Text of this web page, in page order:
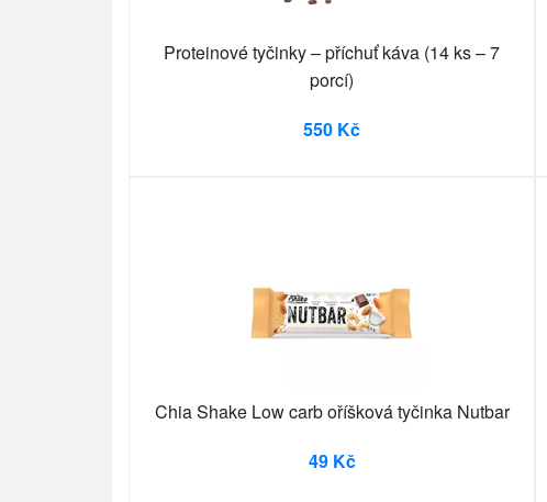
Proteinové tyčinky – příchuť káva (14 ks – 7
porcí)
550 Kč
Chia Shake Low carb oříšková tyčinka Nutbar
49 Kč